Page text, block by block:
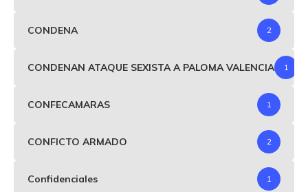
CONDENA 2
CONDENAN ATAQUE SEXISTA A PALOMA VALENCIA 1
CONFECAMARAS 1
CONFICTO ARMADO 2
Confidenciales 1